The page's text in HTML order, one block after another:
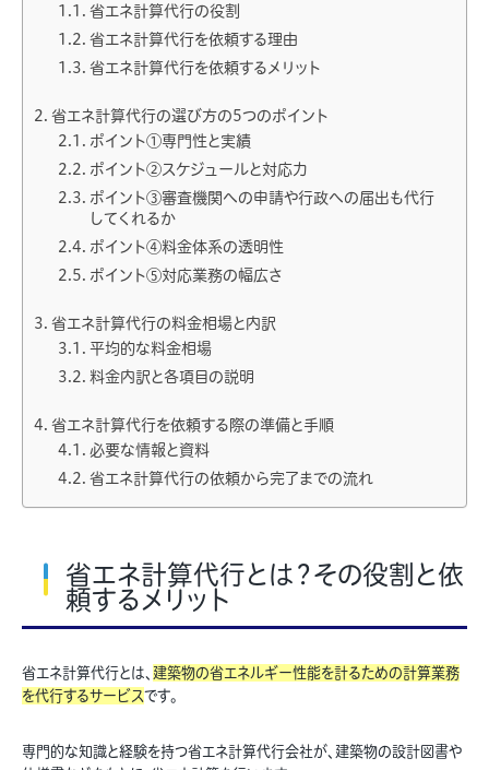
省エネ計算代行の役割
省エネ計算代行を依頼する理由
省エネ計算代行を依頼するメリット
省エネ計算代行の選び方の5つのポイント
ポイント①専門性と実績
ポイント②スケジュールと対応力
ポイント③審査機関への申請や行政への届出も代行
してくれるか
ポイント④料金体系の透明性
ポイント⑤対応業務の幅広さ
省エネ計算代行の料金相場と内訳
平均的な料金相場
料金内訳と各項目の説明
省エネ計算代行を依頼する際の準備と手順
必要な情報と資料
省エネ計算代行の依頼から完了までの流れ
省エネ計算代行とは？その役割と依
頼するメリット
省エネ計算代行とは、 建築物の省エネルギー性能を計るための計算業務
を代行するサービスです。
専門的な知識と経験を持つ省エネ計算代行会社が、建築物の設計図書や